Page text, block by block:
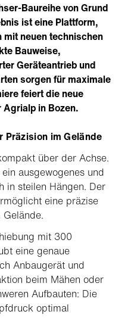
Baureihe von Grund
ist eine Plattform,
neuen technischen
Bauweise,
Geräteantrieb und
sorgen für maximale
feiert die neue
in Bozen.
Präzision im Gelände
über der Achse.
ausgewogenes und
in steilen Hängen. Der
eine präzise
mit 300
eine genaue
Anbaugerät und
beim Mähen oder
Aufbauten: Die
optimal